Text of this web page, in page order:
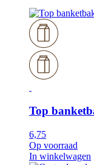
Top
6,75
Op voorraad
In winkelwagen